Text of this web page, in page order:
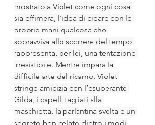
mostrato a Violet come ogni cosa
sia effimera, l’idea di creare con le
proprie mani qualcosa che
sopravviva allo scorrere del tempo
rappresenta, per lei, una tentazione
irresistibile. Mentre impara la
difficile arte del ricamo, Violet
stringe amicizia con l’esuberante
Gilda, i capelli tagliati alla
maschietta, la parlantina svelta e un
segreto ben celato dietro i modi